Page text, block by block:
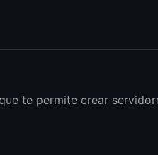
te permite crear